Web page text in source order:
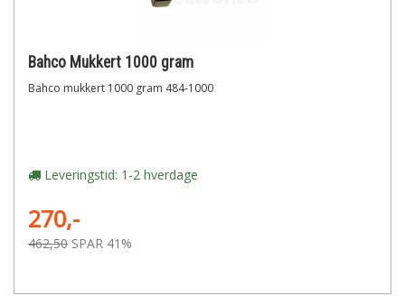
Bahco Mukkert 1000 gram
Bahco mukkert 1000 gram 484-1000
Leveringstid: 1-2 hverdage
270,-
462,50 SPAR 41%